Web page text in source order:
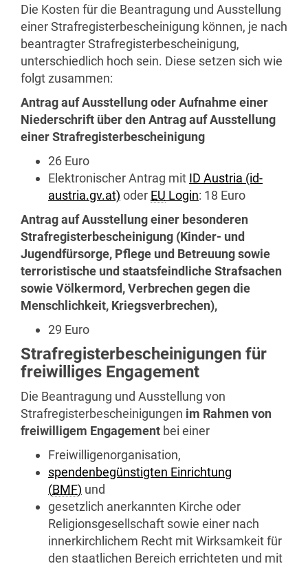
Die Kosten für die Beantragung und Ausstellung
einer Strafregisterbescheinigung können, je nach
beantragter Strafregisterbescheinigung,
unterschiedlich hoch sein. Diese setzen sich wie
folgt zusammen:
Antrag auf Ausstellung oder Aufnahme einer
Niederschrift über den Antrag auf Ausstellung
einer Strafregisterbescheinigung
26 Euro
Elektronischer Antrag mit ID Austria (id-
austria.gv.at) oder EU Login: 18 Euro
Antrag auf Ausstellung einer besonderen
Strafregisterbescheinigung (Kinder- und
Jugendfürsorge, Pflege und Betreuung sowie
terroristische und staatsfeindliche Strafsachen
sowie Völkermord, Verbrechen gegen die
Menschlichkeit, Kriegsverbrechen),
29 Euro
Strafregisterbescheinigungen für
freiwilliges Engagement
Die Beantragung und Ausstellung von
Strafregisterbescheinigungen im Rahmen von
freiwilligem Engagement bei einer
Freiwilligenorganisation,
spendenbegünstigten Einrichtung
(BMF) und
gesetzlich anerkannten Kirche oder
Religionsgesellschaft sowie einer nach
innerkirchlichem Recht mit Wirksamkeit für
den staatlichen Bereich errichteten und mit